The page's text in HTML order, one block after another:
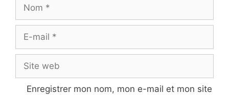
mail
web
Enregistrer mon nom, mon e-mail et mon site